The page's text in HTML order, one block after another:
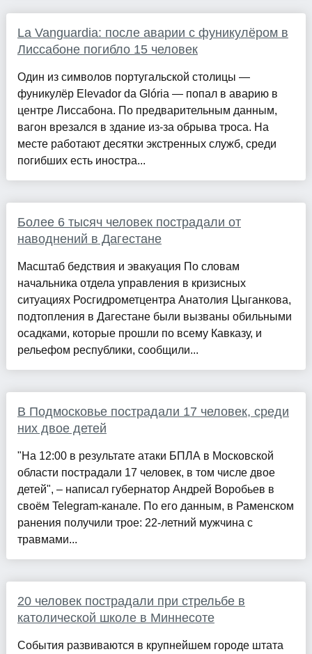
La Vanguardia: после аварии с фуникулёром в
Лиссабоне погибло 15 человек
Один из символов португальской столицы —
фуникулёр Elevador da Glória — попал в аварию в
центре Лиссабона. По предварительным данным,
вагон врезался в здание из-за обрыва троса. На
месте работают десятки экстренных служб, среди
погибших есть иностра...
Более 6 тысяч человек пострадали от
наводнений в Дагестане
Масштаб бедствия и эвакуация По словам
начальника отдела управления в кризисных
ситуациях Росгидрометцентра Анатолия Цыганкова,
подтопления в Дагестане были вызваны обильными
осадками, которые прошли по всему Кавказу, и
рельефом республики, сообщили...
В Подмосковье пострадали 17 человек, среди
них двое детей
"На 12:00 в результате атаки БПЛА в Московской
области пострадали 17 человек, в том числе двое
детей", – написал губернатор Андрей Воробьев в
своём Telegram-канале. По его данным, в Раменском
ранения получили трое: 22-летний мужчина с
травмами...
20 человек пострадали при стрельбе в
католической школе в Миннесоте
События развиваются в крупнейшем городе штата